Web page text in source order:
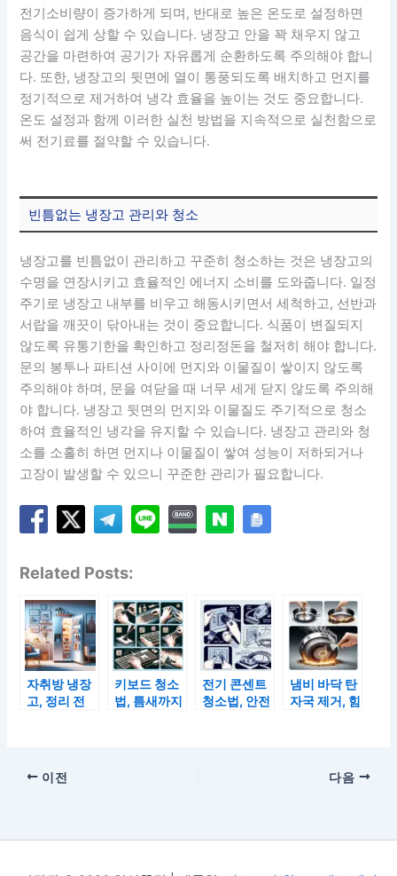
전기소비량이 증가하게 되며, 반대로 높은 온도로 설정하면
음식이 쉽게 상할 수 있습니다. 냉장고 안을 꽉 채우지 않고
공간을 마련하여 공기가 자유롭게 순환하도록 주의해야 합니
다. 또한, 냉장고의 뒷면에 열이 통풍되도록 배치하고 먼지를
정기적으로 제거하여 냉각 효율을 높이는 것도 중요합니다.
온도 설정과 함께 이러한 실천 방법을 지속적으로 실천함으로
써 전기료를 절약할 수 있습니다.
빈틈없는 냉장고 관리와 청소
냉장고를 빈틈없이 관리하고 꾸준히 청소하는 것은 냉장고의
수명을 연장시키고 효율적인 에너지 소비를 도와줍니다. 일정
주기로 냉장고 내부를 비우고 해동시키면서 세척하고, 선반과
서랍을 깨끗이 닦아내는 것이 중요합니다. 식품이 변질되지
않도록 유통기한을 확인하고 정리정돈을 철저히 해야 합니다.
문의 봉투나 파티션 사이에 먼지와 이물질이 쌓이지 않도록
주의해야 하며, 문을 여닫을 때 너무 세게 닫지 않도록 주의해
야 합니다. 냉장고 뒷면의 먼지와 이물질도 주기적으로 청소
하여 효율적인 냉각을 유지할 수 있습니다. 냉장고 관리와 청
소를 소홀히 하면 먼지나 이물질이 쌓여 성능이 저하되거나
고장이 발생할 수 있으니 꾸준한 관리가 필요합니다.
Related Posts:
자취방 냉장
고, 정리 전
키보드 청소
법, 틈새까지
전기 콘센트
청소법, 안전
냄비 바닥 탄
자국 제거, 힘
이전 다음